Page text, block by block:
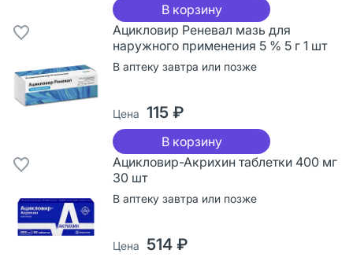
В корзину
Ацикловир Реневал мазь для
наружного применения 5 % 5 г 1 шт
В аптеку завтра или позже
Цена 115 ₽
В корзину
Ацикловир-Акрихин таблетки 400 мг
30 шт
В аптеку завтра или позже
Цена 514 ₽